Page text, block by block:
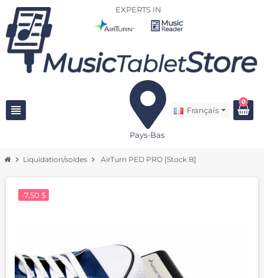
EXPERTS IN
view_headline
Pays-Bas
Français
0
chevron_right Liquidation/soldes chevron_right AirTurn PED PRO [Stock B]
-7,50 $